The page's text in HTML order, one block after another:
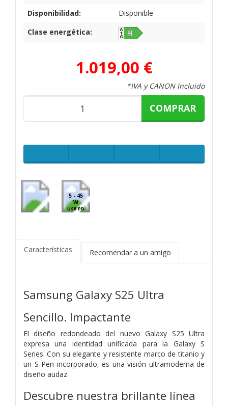
Disponibilidad:
Disponible
Clase energética:
1.019,00 €
*IVA y CANON Incluido
COMPRAR
5 - 45
W
USB PD
Características Recomendar a un amigo
Samsung Galaxy S25 Ultra
Sencillo. Impactante
El diseño redondeado del nuevo Galaxy S25 Ultra
expresa una identidad unificada para la Galaxy S
Series. Con su elegante y resistente marco de titanio y
un S Pen incorporado, es una visión ultramoderna de
diseño audaz
Descubre nuestra brillante línea